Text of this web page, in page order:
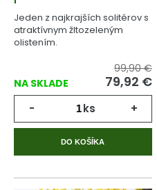
Jeden z najkrajších solitérov s
atraktívnym žltozeleným
olistením.
NA SKLADE
99,90 €
79,92 €
- ks +
DO KOŠÍKA